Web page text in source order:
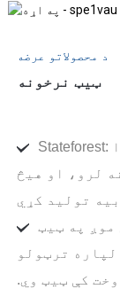
د محصولاتو عرضه
ټیټ نرخونه
Stateforest: موږ په چین کې د خامو موادو خورا
لرو، او هیڅ
موږ په ټیټ
لپاره ترټولو
کې ټیټ وي.